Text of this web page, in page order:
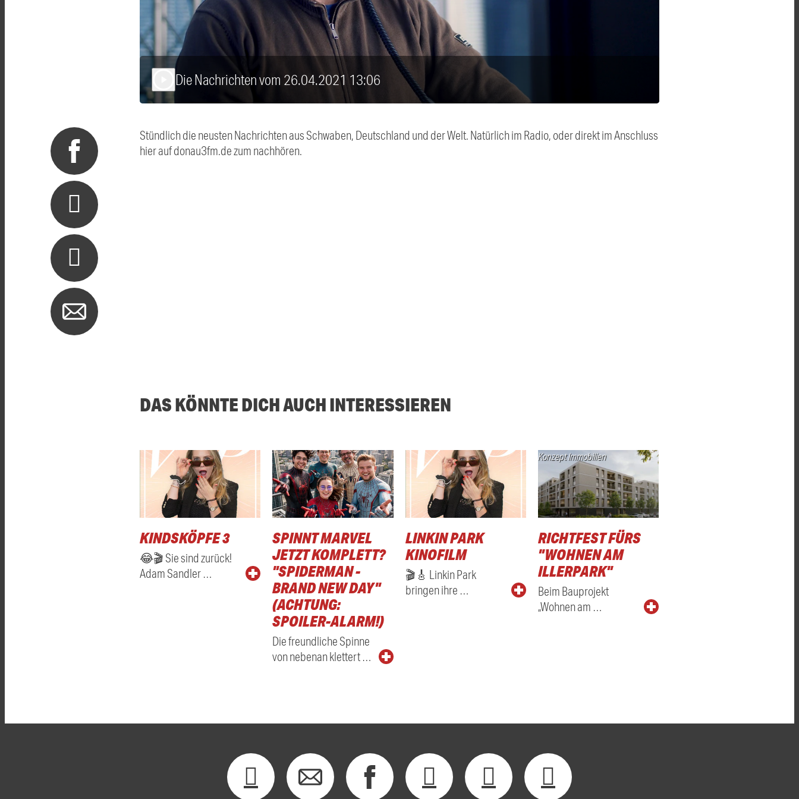
Die Nachrichten vom 26.04.2021 13:06
Stündlich die neusten Nachrichten aus Schwaben, Deutschland und der Welt. Natürlich im Radio, oder direkt im Anschluss
hier auf donau3fm.de zum nachhören.
DAS KÖNNTE DICH AUCH INTERESSIEREN
KINDSKÖPFE 3
😂🎬 Sie sind zurück!
Adam Sandler …
SPINNT MARVEL
JETZT KOMPLETT?
"SPIDERMAN -
BRAND NEW DAY"
(ACHTUNG:
SPOILER-ALARM!)
Die freundliche Spinne
von nebenan klettert …
LINKIN PARK
KINOFILM
🎬🎸 Linkin Park
bringen ihre …
Konzept Immobilien
RICHTFEST FÜRS
"WOHNEN AM
ILLERPARK"
Beim Bauprojekt
„Wohnen am …